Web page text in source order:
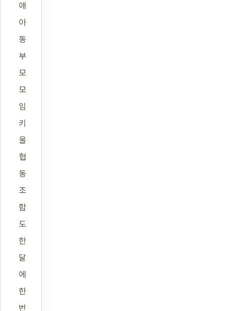
애
아
동
부
모
모
임
키
울
협
동
조
합
도
한
달
에
한
번